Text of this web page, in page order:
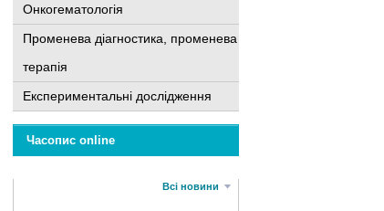
Онкогематологія
Променева діагностика, променева
терапія
Експериментальні дослідження
Часопис online
Всі новини